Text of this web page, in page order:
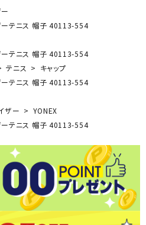
ーテニス 帽子 40113-554
ーテニス 帽子 40113-554
テニス
キャップ
ーテニス 帽子 40113-554
ザー
YONEX
ーテニス 帽子 40113-554